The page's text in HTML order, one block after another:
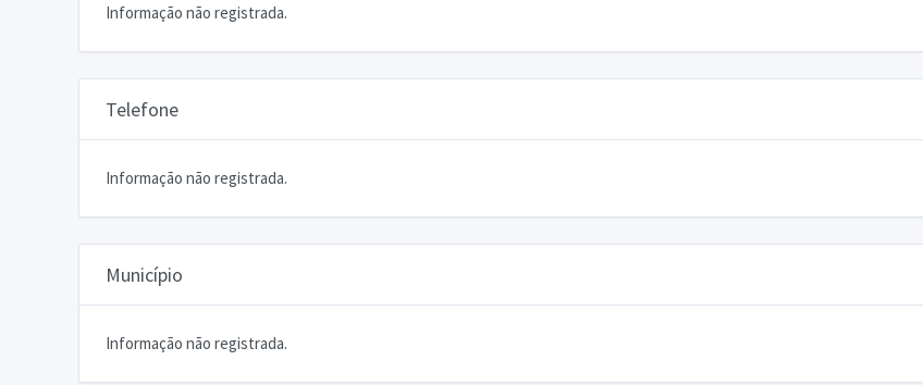
Informação não registrada.
Telefone
Informação não registrada.
Município
Informação não registrada.